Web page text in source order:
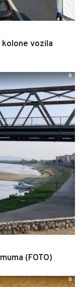
kolone vozila
(FOTO)
0
0